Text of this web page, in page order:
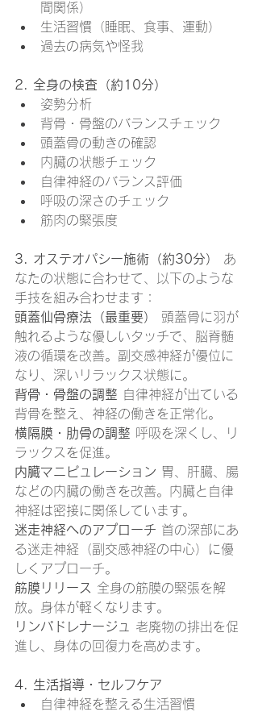
間関係）
生活習慣（睡眠、食事、運動）
過去の病気や怪我
2. 全身の検査（約10分）
姿勢分析
背骨・骨盤のバランスチェック
頭蓋骨の動きの確認
内臓の状態チェック
自律神経のバランス評価
呼吸の深さのチェック
筋肉の緊張度
3. オステオパシー施術（約30分）
あ
なたの状態に合わせて、以下のような
手技を組み合わせます：
頭蓋仙骨療法（最重要）
頭蓋骨に羽が
触れるような優しいタッチで、脳脊髄
液の循環を改善。副交感神経が優位に
なり、深いリラックス状態に。
背骨・骨盤の調整 自律神経が出ている
背骨を整え、神経の働きを正常化。
横隔膜・肋骨の調整 呼吸を深くし、リ
ラックスを促進。
内臓マニピュレーション 胃、肝臓、腸
などの内臓の働きを改善。内臓と自律
神経は密接に関係しています。
迷走神経へのアプローチ 首の深部にあ
る迷走神経（副交感神経の中心）に優
しくアプローチ。
筋膜リリース
全身の筋膜の緊張を解
放。身体が軽くなります。
リンパドレナージュ
老廃物の排出を促
進し、身体の回復力を高めます。
4. 生活指導・セルフケア
自律神経を整える生活習慣